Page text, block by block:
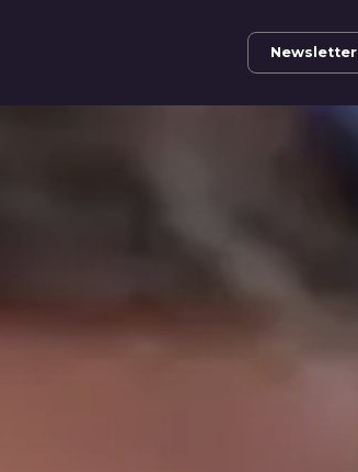
Newsletter